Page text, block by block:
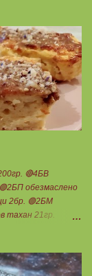
млечната захар
задържане на
🔴4БВ
обезмаслено
2бр. 🟢2БМ
тахан 21гр.
продукти
може да